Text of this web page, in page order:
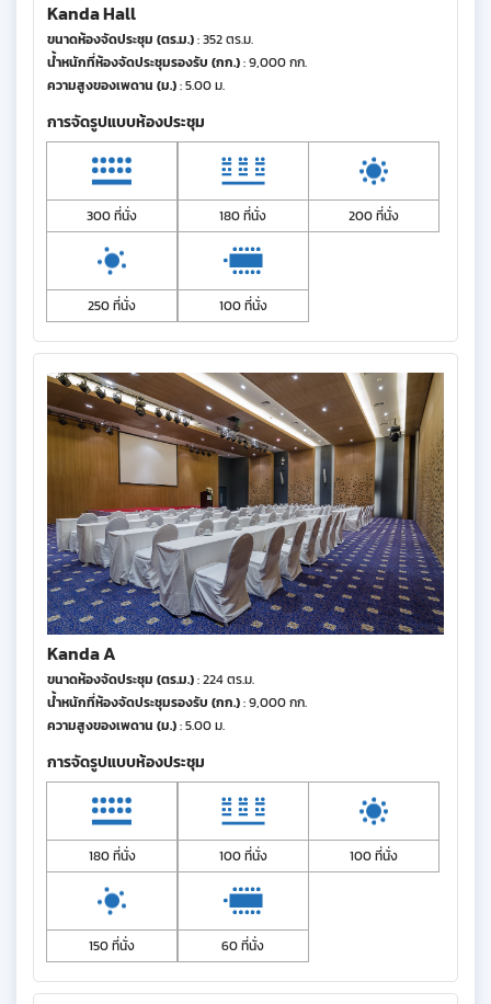
Kanda Hall
ขนาดห้องจัดประชุม (ตร.ม.): 352 ตร.ม.
น้ำหนักที่ห้องจัดประชุมรองรับ (กก.): 9,000 กก.
ความสูงของเพดาน (ม.): 5.00 ม.
การจัดรูปแบบห้องประชุม
300 ที่นั่ง 180 ที่นั่ง 200 ที่นั่ง
250 ที่นั่ง 100 ที่นั่ง
Kanda A
ขนาดห้องจัดประชุม (ตร.ม.): 224 ตร.ม.
น้ำหนักที่ห้องจัดประชุมรองรับ (กก.): 9,000 กก.
ความสูงของเพดาน (ม.): 5.00 ม.
การจัดรูปแบบห้องประชุม
180 ที่นั่ง 100 ที่นั่ง 100 ที่นั่ง
150 ที่นั่ง 60 ที่นั่ง